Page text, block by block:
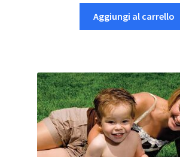
Aggiungi al carrello